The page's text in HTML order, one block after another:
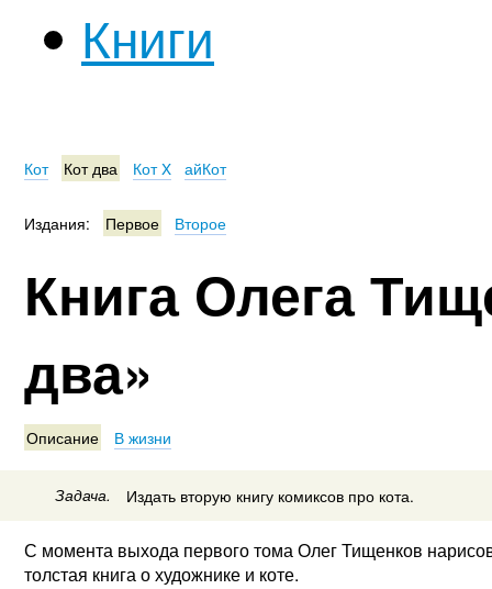
Книги
Кот Кот два Кот X айКот
Издания: Первое Второе
Книга Олега
два»
Описание В жизни
Задача. Издать вторую книгу комиксов про кота.
С момента выхода первого тома Олег Тищенков
толстая книга о художнике и коте.